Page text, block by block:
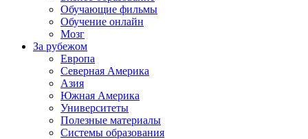
Обучающие фильмы
Обучение онлайн
Мозг
За рубежом
Европа
Северная Америка
Азия
Южная Америка
Университеты
Полезные материалы
Системы образования